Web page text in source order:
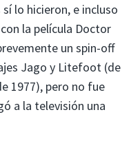
lo hicieron, e incluso
la película Doctor
un spin-off
Jago y Litefoot (de
1977), pero no fue
a la televisión una